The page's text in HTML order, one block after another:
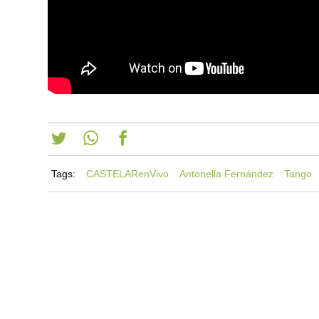
Tags: CASTELARenVivo Antonella Fernández Tango